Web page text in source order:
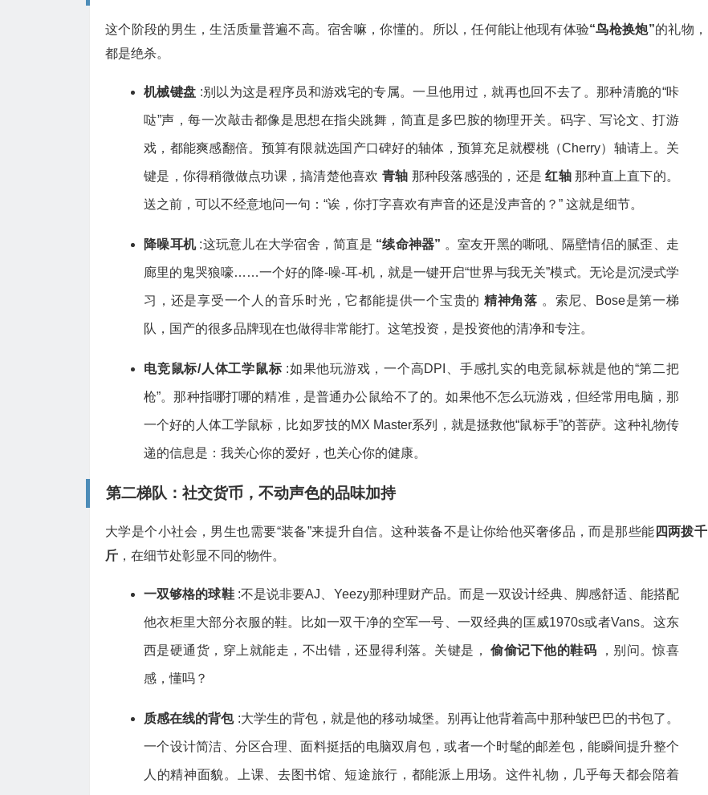
这个阶段的男生，生活质量普遍不高。宿舍嘛，你懂的。所以，任何能让他现有体验“鸟枪换炮”的礼物，
都是绝杀。
机械键盘 :别以为这是程序员和游戏宅的专属。一旦他用过，就再也回不去了。那种清脆的“咔
哒”声，每一次敲击都像是思想在指尖跳舞，简直是多巴胺的物理开关。码字、写论文、打游
戏，都能爽感翻倍。预算有限就选国产口碑好的轴体，预算充足就樱桃（Cherry）轴请上。关
键是，你得稍微做点功课，搞清楚他喜欢 青轴 那种段落感强的，还是红轴那种直上直下的。
送之前，可以不经意地问一句：“诶，你打字喜欢有声音的还是没声音的？” 这就是细节。
降噪耳机 :这玩意儿在大学宿舍，简直是 “续命神器” 。室友开黑的嘶吼、隔壁情侣的腻歪、走
廊里的鬼哭狼嚎……一个好的降-噪-耳-机，就是一键开启“世界与我无关”模式。无论是沉浸式学
习，还是享受一个人的音乐时光，它都能提供一个宝贵的 精神角落 。索尼、Bose是第一梯
队，国产的很多品牌现在也做得非常能打。这笔投资，是投资他的清净和专注。
电竞鼠标/人体工学鼠标 :如果他玩游戏，一个高DPI、手感扎实的电竞鼠标就是他的“第二把
枪”。那种指哪打哪的精准，是普通办公鼠给不了的。如果他不怎么玩游戏，但经常用电脑，那
一个好的人体工学鼠标，比如罗技的MX Master系列，就是拯救他“鼠标手”的菩萨。这种礼物传
递的信息是：我关心你的爱好，也关心你的健康。
第二梯队：社交货币，不动声色的品味加持
大学是个小社会，男生也需要“装备”来提升自信。这种装备不是让你给他买奢侈品，而是那些能 四两拨千
斤 ，在细节处彰显不同的物件。
一双够格的球鞋 :不是说非要AJ、Yeezy那种理财产品。而是一双设计经典、脚感舒适、能搭配
他衣柜里大部分衣服的鞋。比如一双干净的空军一号、一双经典的匡威1970s或者Vans。这东
西是硬通货，穿上就能走，不出错，还显得利落。关键是，偷偷记下他的鞋码 ，别问。惊喜
感，懂吗？
质感在线的背包 :大学生的背包，就是他的移动城堡。别再让他背着高中那种皱巴巴的书包了。
一个设计简洁、分区合理、面料挺括的电脑双肩包，或者一个时髦的邮差包，能瞬间提升整个
人的精神面貌。上课、去图书馆、短途旅行，都能派上用场。这件礼物，几乎每天都会陪着